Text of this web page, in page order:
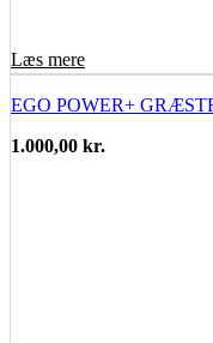
Læs mere
EGO POWER+
1.000,00 kr.